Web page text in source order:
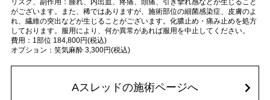
リスク、副作用：腫れ、内出血、疼痛、頭痛、引き攣れ感などが生じること
がございます。また、稀ではありますが、施術部位の細菌感染症、皮膚のよ
れ、繊維の突出などが生じることがございます。化膿止め・痛み止めを処方
しております。服用により、何か異常があれば服用を中止してください。
費用：1部位 184,800円(税込)
オプション：笑気麻酔 3,300円(税込)
Aスレッドの施術ページへ